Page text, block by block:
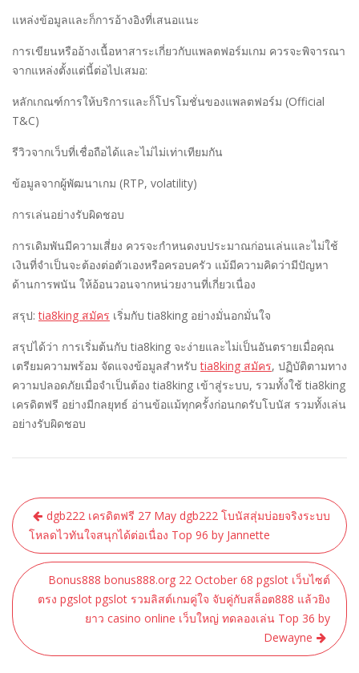
แหล่งข้อมูลและก็การอ้างอิงที่เสนอแนะ
การเขียนหรืออ้างเนื้อหาสาระเกี่ยวกับแพลตฟอร์มเกม ควรจะพิจารณา
จากแหล่งตั้งแต่นี้ต่อไปเสมอ:
หลักเกณฑ์การให้บริการและก็โปรโมชั่นของแพลตฟอร์ม (Official
T&C)
รีวิวจากเว็บที่เชื่อถือได้และไม่ไม่เท่าเทียมกัน
ข้อมูลจากผู้พัฒนาเกม (RTP, volatility)
การเล่นอย่างรับผิดชอบ
การเดิมพันมีความเสี่ยง ควรจะกำหนดงบประมาณก่อนเล่นและไม่ใช้
เงินที่จำเป็นจะต้องต่อตัวเองหรือครอบครัว แม้มีความคิดว่ามีปัญหา
ด้านการพนัน ให้อ้อนวอนจากหน่วยงานที่เกี่ยวเนื่อง
สรุป:tia8king สมัคร เริ่มกับ tia8king อย่างมั่นอกมั่นใจ
สรุปได้ว่า การเริ่มต้นกับ tia8king จะง่ายและไม่เป็นอันตรายเมื่อคุณ
เตรียมความพร้อม จัดแจงข้อมูลสำหรับtia8king สมัคร, ปฏิบัติตามทาง
ความปลอดภัยเมื่อจำเป็นต้อง tia8king เข้าสู่ระบบ, รวมทั้งใช้ tia8king
เครดิตฟรี อย่างมีกลยุทธ์ อ่านข้อแม้ทุกครั้งก่อนกดรับโบนัส รวมทั้งเล่น
อย่างรับผิดชอบ
แนะแนว
เรื่อง
dgb222 เครดิตฟรี 27 May dgb222 โบนัสสุ่มบ่อยจริงระบบ
โหลดไวทันใจสนุกได้ต่อเนื่อง Top 96 by Jannette
Bonus888 bonus888.org 22 October 68 pgslot เว็บไซต์
ตรง pgslot pgslot รวมลิสต์เกมคู่ใจ จับคู่กับสล็อต888 แล้วยิง
ยาว casino online เว็บใหญ่ ทดลองเล่น Top 36 by
Dewayne